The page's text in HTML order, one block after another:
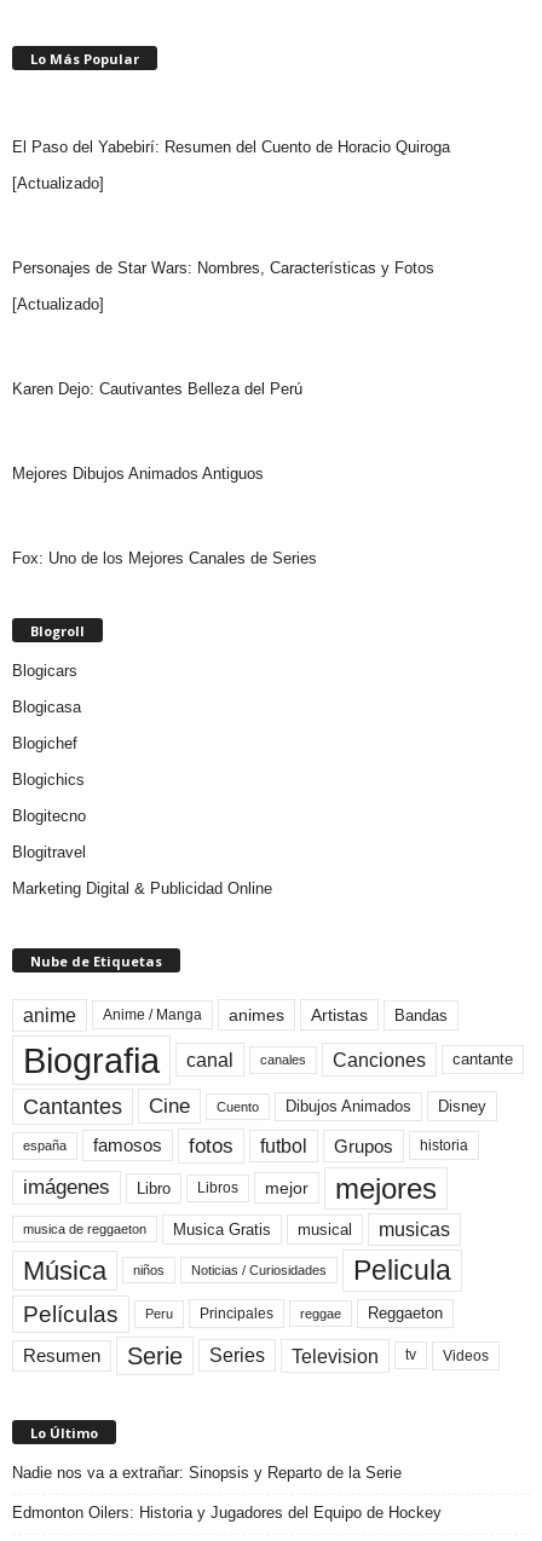
Lo Más Popular
El Paso del Yabebirí: Resumen del Cuento de Horacio Quiroga
[Actualizado]
Personajes de Star Wars: Nombres, Características y Fotos
[Actualizado]
Karen Dejo: Cautivantes Belleza del Perú
Mejores Dibujos Animados Antiguos
Fox: Uno de los Mejores Canales de Series
Blogroll
Blogicars
Blogicasa
Blogichef
Blogichics
Blogitecno
Blogitravel
Marketing Digital & Publicidad Online
Nube de Etiquetas
anime Anime / Manga animes Artistas Bandas
Biografia canal canales Canciones cantante
Cantantes Cine Cuento Dibujos Animados Disney
españa famosos fotos futbol Grupos historia
imágenes Libro Libros mejor mejores
musica de reggaeton Musica Gratis musical musicas
Música niños Noticias / Curiosidades Pelicula
Películas Peru Principales reggae Reggaeton
Resumen Serie Series Television tv Videos
Lo Último
Nadie nos va a extrañar: Sinopsis y Reparto de la Serie
Edmonton Oilers: Historia y Jugadores del Equipo de Hockey